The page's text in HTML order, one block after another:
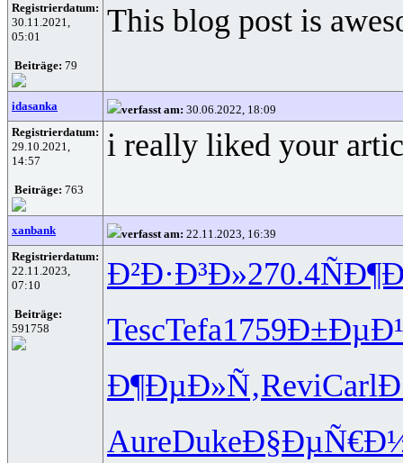
Registrierdatum:
30.11.2021,
05:01
Beiträge: 79
This blog post is
idasanka verfasst am: 30.06.2022, 18:09
Registrierdatum:
29.10.2021,
14:57
Beiträge: 763
i really liked your
xanbank verfasst am: 22.11.2023, 16:39
Registrierdatum:
22.11.2023,
07:10
Beiträge:
591758
Ð²Ð·Ð³Ð»270.4
TescTefa1759
Ð¶ÐµÐ»Ñ‚ReviCarl
AureDuke